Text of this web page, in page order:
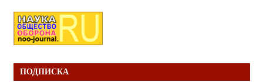
ПОДПИСКА